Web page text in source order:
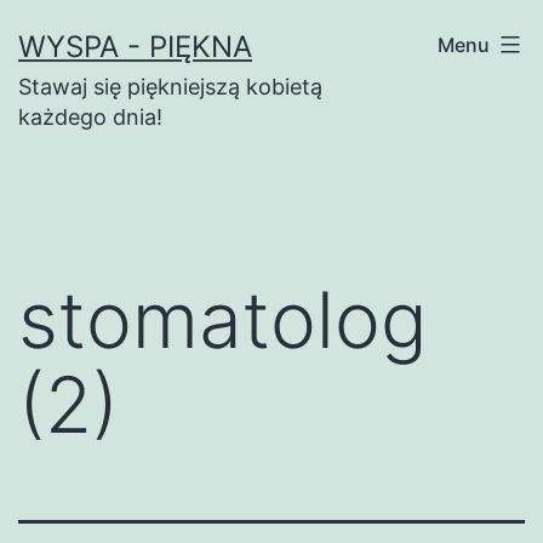
do
treści
WYSPA - PIĘKNA
Stawaj się piękniejszą kobietą
każdego dnia!
Menu
stomatolog
(2)